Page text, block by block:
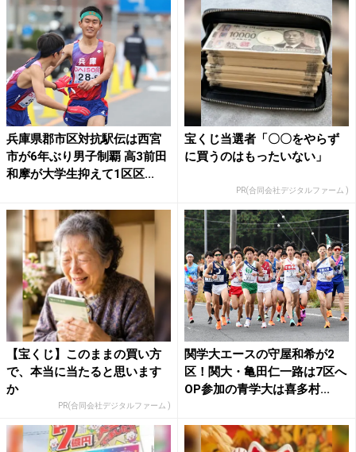
兵庫県郡市区対抗駅伝は西宮
市が6年ぶり男子制覇 高3前田
和摩が大学生抑えて1区区...
宝くじ当選者「〇〇をやらず
に買うのはもったいない」
PR(合同会社デジタルファーム )
【宝くじ】このままの買い方
で、本当に当たると思います
か
PR(合同会社デジタルファーム )
関学大エースの守屋和希が2
区！関大・亀田仁一路は7区へ
OP参加の青学大は喜多村...